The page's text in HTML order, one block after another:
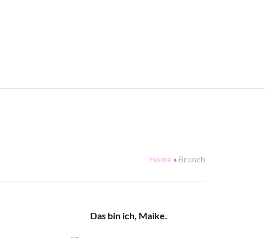
Home » Brunch
Das bin ich, Maike.